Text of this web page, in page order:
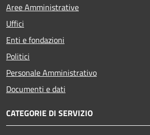
Aree Amministrative
Uffici
Enti e fondazioni
Politici
Personale Amministrativo
Documenti e dati
CATEGORIE DI SERVIZIO